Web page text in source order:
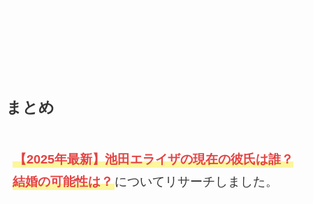
まとめ
【2025年最新】池田エライザの現在の彼氏は誰？
結婚の可能性は？についてリサーチしました。